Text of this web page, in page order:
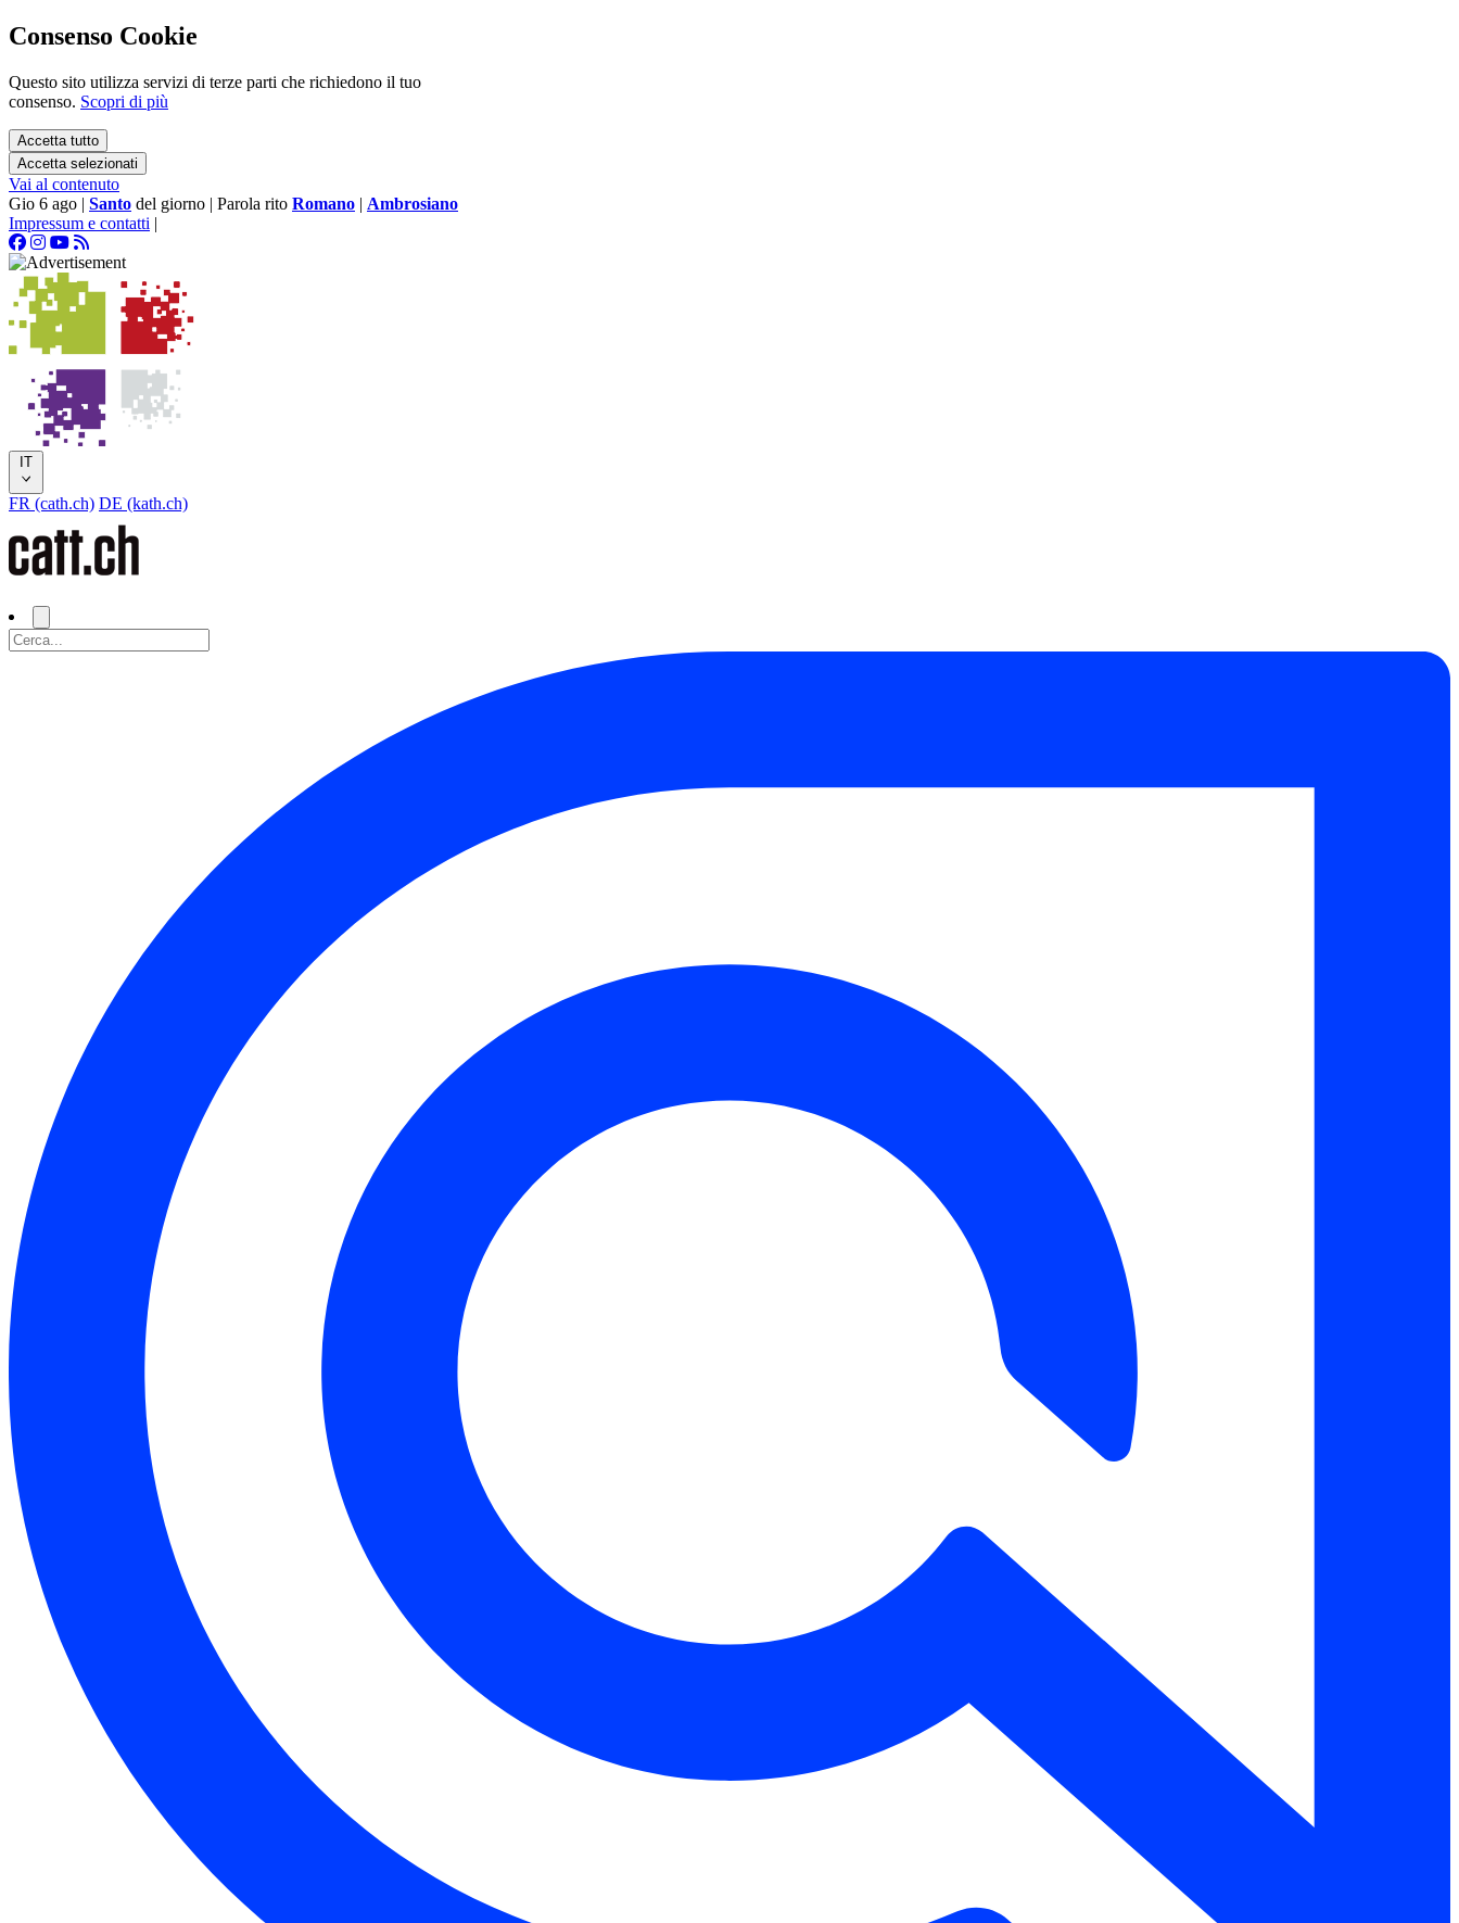
Consenso Cookie
Questo sito utilizza servizi di terze parti che richiedono il tuo
consenso. Scopri di più
Accetta tutto
Accetta selezionati
Vai al contenuto
Gio 6 ago | Santo del giorno | Parola rito Romano | Ambrosiano
Impressum e contatti |
IT
FR (cath.ch) DE (kath.ch)